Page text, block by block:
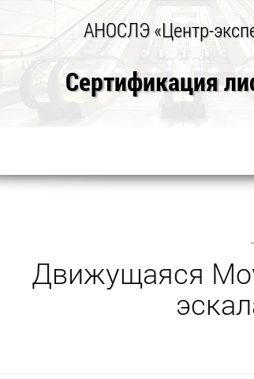
АНОСЛЭ «Центр-
Сертификация
Движущаяся